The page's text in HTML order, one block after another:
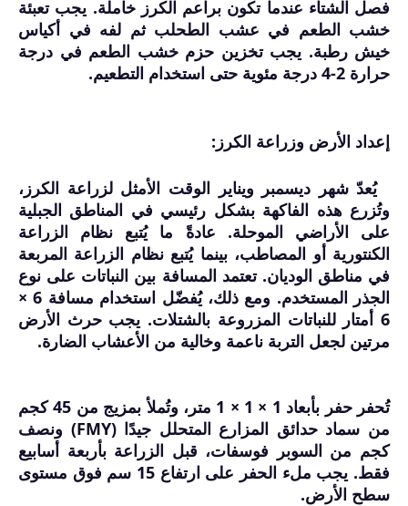
فصل الشتاء عندما تكون براعم الكرز خاملة. يجب تعبئة
خشب الطعم في عشب الطحلب ثم لفه في أكياس
خيش رطبة. يجب تخزين حزم خشب الطعم في درجة
حرارة 2-4 درجة مئوية حتى استخدام التطعيم.
إعداد الأرض وزراعة الكرز:
يُعدّ شهر ديسمبر ويناير الوقت الأمثل لزراعة الكرز،
وتُزرع هذه الفاكهة بشكل رئيسي في المناطق الجبلية
على الأراضي الموحلة. عادةً ما يُتبع نظام الزراعة
الكنتورية أو المصاطب، بينما يُتبع نظام الزراعة المربعة
في مناطق الوديان. تعتمد المسافة بين النباتات على نوع
الجذر المستخدم. ومع ذلك، يُفضّل استخدام مسافة 6 ×
6 أمتار للنباتات المزروعة بالشتلات. يجب حرث الأرض
مرتين لجعل التربة ناعمة وخالية من الأعشاب الضارة.
تُحفر حفر بأبعاد 1 × 1 × 1 متر، وتُملأ بمزيج من 45 كجم
من سماد حدائق المزارع المتحلل جيدًا (FMY) ونصف
كجم من السوبر فوسفات، قبل الزراعة بأربعة أسابيع
فقط. يجب ملء الحفر على ارتفاع 15 سم فوق مستوى
سطح الأرض.